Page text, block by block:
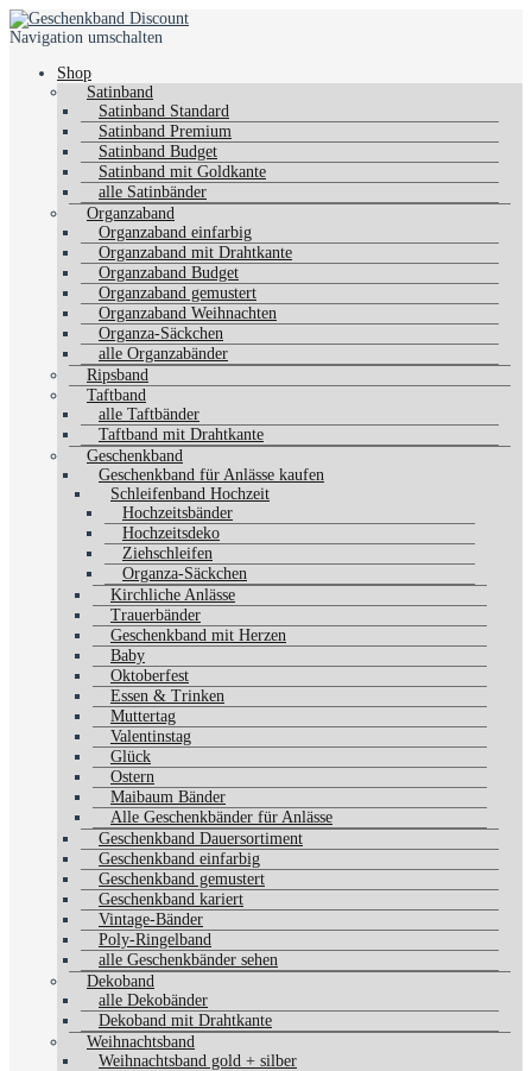
Navigation umschalten
Shop
Satinband
Satinband Standard
Satinband Premium
Satinband Budget
Satinband mit Goldkante
alle Satinbänder
Organzaband
Organzaband einfarbig
Organzaband mit Drahtkante
Organzaband Budget
Organzaband gemustert
Organzaband Weihnachten
Organza-Säckchen
alle Organzabänder
Ripsband
Taftband
alle Taftbänder
Taftband mit Drahtkante
Geschenkband
Geschenkband für Anlässe kaufen
Schleifenband Hochzeit
Hochzeitsbänder
Hochzeitsdeko
Ziehschleifen
Organza-Säckchen
Kirchliche Anlässe
Trauerbänder
Geschenkband mit Herzen
Baby
Oktoberfest
Essen & Trinken
Muttertag
Valentinstag
Glück
Ostern
Maibaum Bänder
Alle Geschenkbänder für Anlässe
Geschenkband Dauersortiment
Geschenkband einfarbig
Geschenkband gemustert
Geschenkband kariert
Vintage-Bänder
Poly-Ringelband
alle Geschenkbänder sehen
Dekoband
alle Dekobänder
Dekoband mit Drahtkante
Weihnachtsband
Weihnachtsband gold + silber